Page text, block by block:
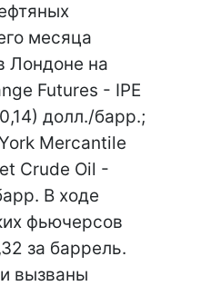
месяца
Лондоне на
Futures - IPE
долл./барр.;
Mercantile
Crude Oil -
В ходе
фьючерсов
за баррель.
вызваны